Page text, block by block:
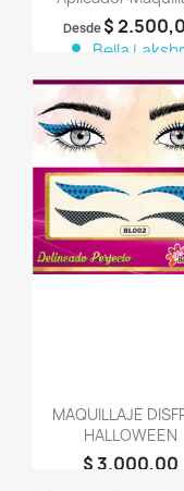
Desde $
person Bella
MAQUILLAJE
HALLOWEEN
$ 3.000,00